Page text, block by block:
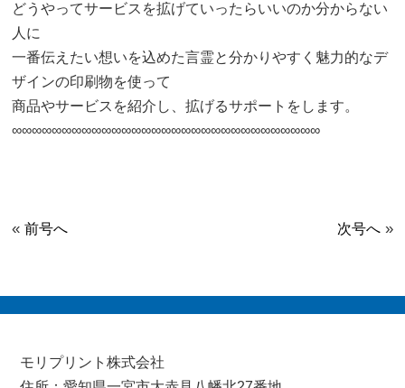
どうやってサービスを拡げていったらいいのか分からない
人に
一番伝えたい想いを込めた言霊と分かりやすく魅力的なデ
ザインの印刷物を使って
商品やサービスを紹介し、拡げるサポートをします。
∞∞∞∞∞∞∞∞∞∞∞∞∞∞∞∞∞∞∞∞∞∞∞∞∞∞∞∞∞∞∞
«前号へ 次号へ»
モリプリント株式会社